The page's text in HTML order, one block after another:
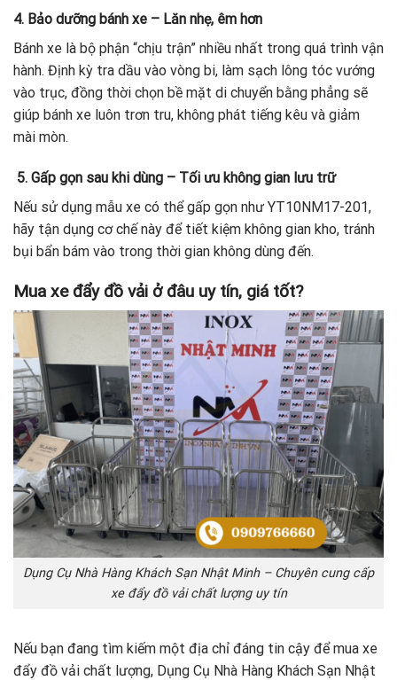
4. Bảo dưỡng bánh xe – Lăn nhẹ, êm hơn
Bánh xe là bộ phận “chịu trận” nhiều nhất trong quá trình vận
hành. Định kỳ tra dầu vào vòng bi, làm sạch lông tóc vướng
vào trục, đồng thời chọn bề mặt di chuyển bằng phẳng sẽ
giúp bánh xe luôn trơn tru, không phát tiếng kêu và giảm
mài mòn.
5. Gấp gọn sau khi dùng – Tối ưu không gian lưu trữ
Nếu sử dụng mẫu xe có thể gấp gọn như YT10NM17-201,
hãy tận dụng cơ chế này để tiết kiệm không gian kho, tránh
bụi bẩn bám vào trong thời gian không dùng đến.
Mua xe đẩy đồ vải ở đâu uy tín, giá tốt?
Dụng Cụ Nhà Hàng Khách Sạn Nhật Minh – Chuyên cung cấp
xe đẩy đồ vải chất lượng uy tín
Nếu bạn đang tìm kiếm một địa chỉ đáng tin cậy để mua xe
đẩy đồ vải chất lượng, Dụng Cụ Nhà Hàng Khách Sạn Nhật